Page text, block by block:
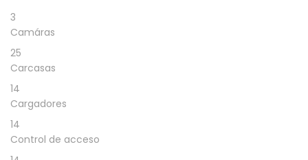
3
Camáras
25
Carcasas
14
Cargadores
14
Control de acceso